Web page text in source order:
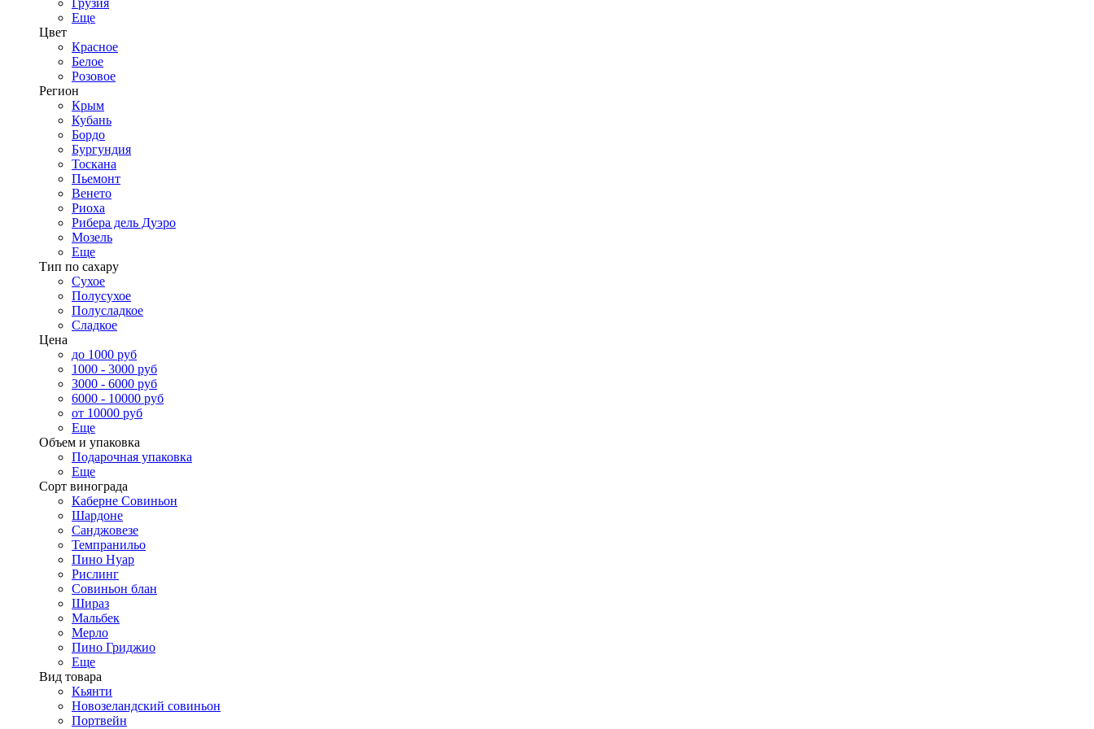
Грузия
Еще
Цвет
Красное
Белое
Розовое
Регион
Крым
Кубань
Бордо
Бургундия
Тоскана
Пьемонт
Венето
Риоха
Рибера дель Дуэро
Мозель
Еще
Тип по сахару
Сухое
Полусухое
Полусладкое
Сладкое
Цена
до 1000 руб
1000 - 3000 руб
3000 - 6000 руб
6000 - 10000 руб
от 10000 руб
Еще
Объем и упаковка
Подарочная упаковка
Еще
Сорт винограда
Каберне Совиньон
Шардоне
Санджовезе
Темпранильо
Пино Нуар
Рислинг
Совиньон блан
Шираз
Мальбек
Мерло
Пино Гриджио
Еще
Вид товара
Кьянти
Новозеландский совиньон
Портвейн